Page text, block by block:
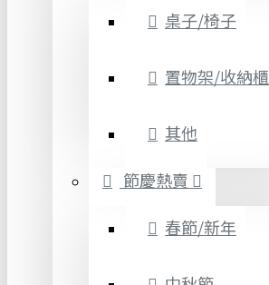
桌子/椅子
置物架/收納櫃
其他
節慶熱賣
春節/新年